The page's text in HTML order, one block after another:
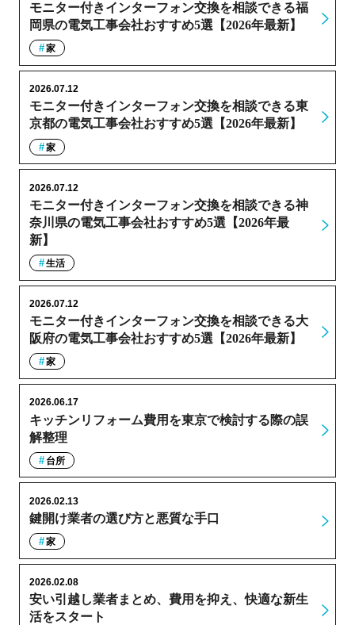
モニター付きインターフォン交換を相談できる福
岡県の電気工事会社おすすめ5選【2026年最新】
家
モニター付きインターフォン交換を相談できる東
京都の電気工事会社おすすめ5選【2026年最新】
2026.07.12
家
モニター付きインターフォン交換を相談できる神
奈川県の電気工事会社おすすめ5選【2026年最
新】
2026.07.12
生活
モニター付きインターフォン交換を相談できる大
阪府の電気工事会社おすすめ5選【2026年最新】
2026.07.12
家
キッチンリフォーム費用を東京で検討する際の誤
解整理
2026.06.17
台所
鍵開け業者の選び方と悪質な手口
2026.02.13
家
安い引越し業者まとめ、費用を抑え、快適な新生
活をスタート
2026.02.08